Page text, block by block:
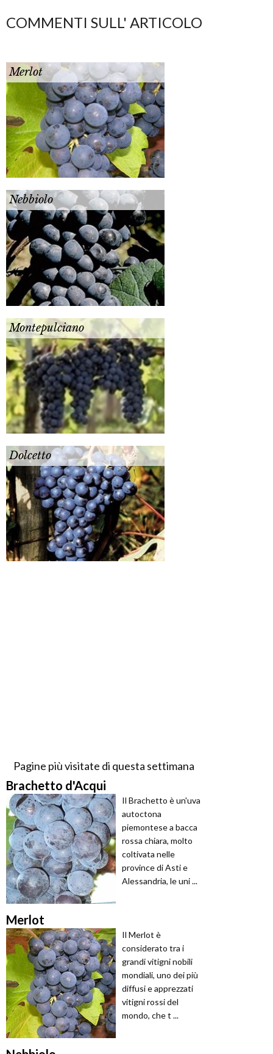
COMMENTI SULL' ARTICOLO
Merlot
Nebbiolo
Montepulciano
Dolcetto
Pagine più visitate di questa settimana
Brachetto d'Acqui
Il Brachetto è un'uva
autoctona
piemontese a bacca
rossa chiara, molto
coltivata nelle
province di Asti e
Alessandria, le uni ...
Merlot
Il Merlot è
considerato tra i
grandi vitigni nobili
mondiali, uno dei più
diffusi e apprezzati
vitigni rossi del
mondo, che t ...